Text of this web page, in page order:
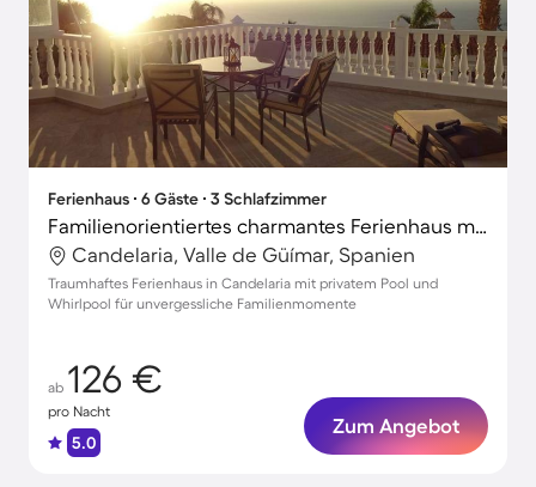
Ferienhaus ∙ 6 Gäste ∙ 3 Schlafzimmer
Familienorientiertes charmantes Ferienhaus mit Grill, Garten und privatem Pool | Naturblick
Candelaria, Valle de Güímar, Spanien
Traumhaftes Ferienhaus in Candelaria mit privatem Pool und
Whirlpool für unvergessliche Familienmomente
ab 126 €
pro Nacht
5.0
Zum Angebot